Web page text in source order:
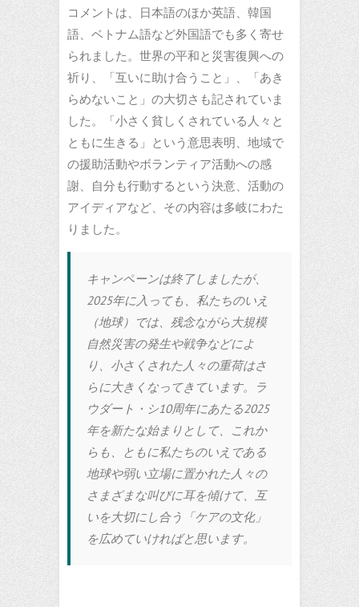
コメントは、日本語のほか英語、韓国
語、ベトナム語など外国語でも多く寄せ
られました。世界の平和と災害復興への
祈り、「互いに助け合うこと」、「あき
らめないこと」の大切さも記されていま
した。「小さく貧しくされている人々と
ともに生きる」という意思表明、地域で
の援助活動やボランティア活動への感
謝、自分も行動するという決意、活動の
アイディアなど、その内容は多岐にわた
りました。
キャンペーンは終了しましたが、
2025年に入っても、私たちのいえ
（地球）では、残念ながら大規模
自然災害の発生や戦争などによ
り、小さくされた人々の重荷はさ
らに大きくなってきています。ラ
ウダート・シ10周年にあたる2025
年を新たな始まりとして、これか
らも、ともに私たちのいえである
地球や弱い立場に置かれた人々の
さまざまな叫びに耳を傾けて、互
いを大切にし合う「ケアの文化」
を広めていければと思います。